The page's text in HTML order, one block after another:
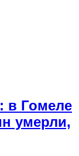
в Гомеле
умерли,